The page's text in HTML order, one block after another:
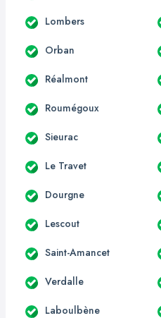
Lombers
Orban
Réalmont
Roumégoux
Sieurac
Le Travet
Dourgne
Lescout
Saint-Amancet
Verdalle
Laboulbène